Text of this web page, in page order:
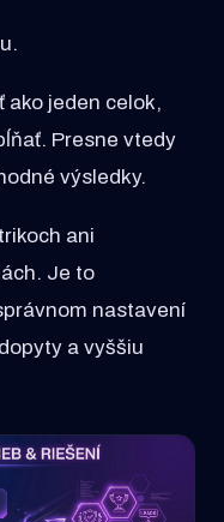
ako jeden celok,
Presne vtedy
výsledky.
ani
Je to
nastavení
a vyššiu